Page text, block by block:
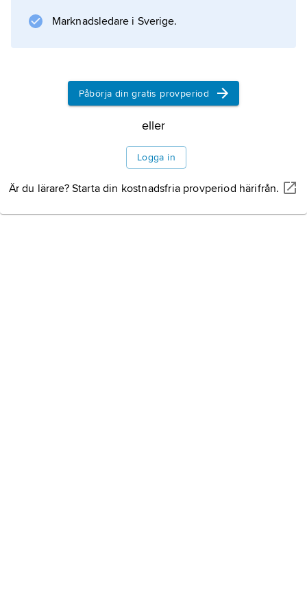
Information om artikeln
Marknadsledare i Sverige.
Påbörja din gratis provperiod
eller
Logga in
Är du lärare? Starta din kostnadsfria provperiod härifrån.